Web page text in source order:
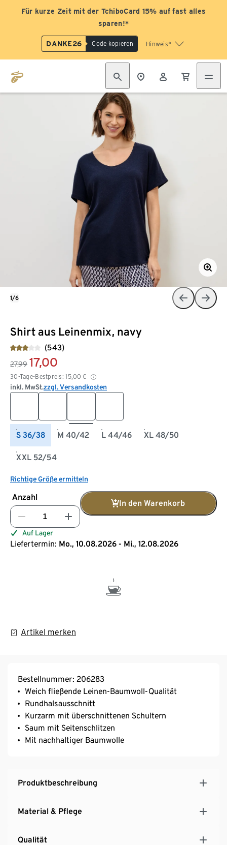
Für kurze Zeit mit der TchiboCard 15% auf fast alles
sparen!*
DANKE26 Code kopieren Hinweis*
Shirt aus Leinenmix, navy
(543)
27,99 17,00
30-Tage-Bestpreis: 15,00 €
inkl. MwSt.zzgl. Versandkosten
S 36/38 M 40/42 L 44/46 XL 48/50
XXL 52/54
Richtige Größe ermitteln
Anzahl
In den Warenkorb
Auf Lager
Liefertermin: Mo., 10.08.2026 - Mi., 12.08.2026
Artikel merken
1/6
Bestellnummer: 206283
Weich fließende Leinen-Baumwoll-Qualität
Rundhalsausschnitt
Kurzarm mit überschnittenen Schultern
Saum mit Seitenschlitzen
Mit nachhaltiger Baumwolle
Produktbeschreibung
Material & Pflege
Qualität